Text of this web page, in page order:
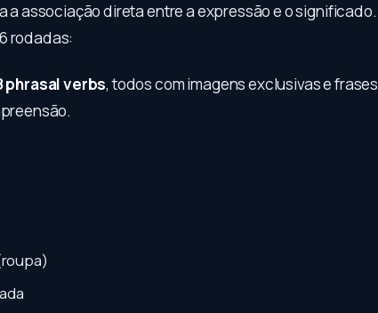
a associação direta entre a expressão e o significado.
rodadas:
phrasal verbs, todos com imagens exclusivas e frases